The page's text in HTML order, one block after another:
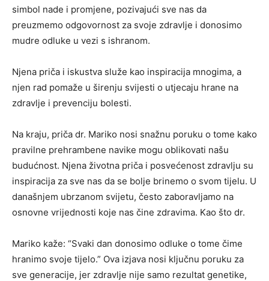
simbol nade i promjene, pozivajući sve nas da
preuzmemo odgovornost za svoje zdravlje i donosimo
mudre odluke u vezi s ishranom.
Njena priča i iskustva služe kao inspiracija mnogima, a
njen rad pomaže u širenju svijesti o utjecaju hrane na
zdravlje i prevenciju bolesti.
Na kraju, priča dr. Mariko nosi snažnu poruku o tome kako
pravilne prehrambene navike mogu oblikovati našu
budućnost. Njena životna priča i posvećenost zdravlju su
inspiracija za sve nas da se bolje brinemo o svom tijelu. U
današnjem ubrzanom svijetu, često zaboravljamo na
osnovne vrijednosti koje nas čine zdravima. Kao što dr.
Mariko kaže: “Svaki dan donosimo odluke o tome čime
hranimo svoje tijelo.” Ova izjava nosi ključnu poruku za
sve generacije, jer zdravlje nije samo rezultat genetike,